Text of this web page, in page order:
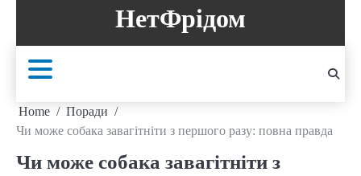
content
НетФрідом
Home
Поради
Чи може собака завагітніти з першого разу: повна правда
Чи може собака завагітніти з